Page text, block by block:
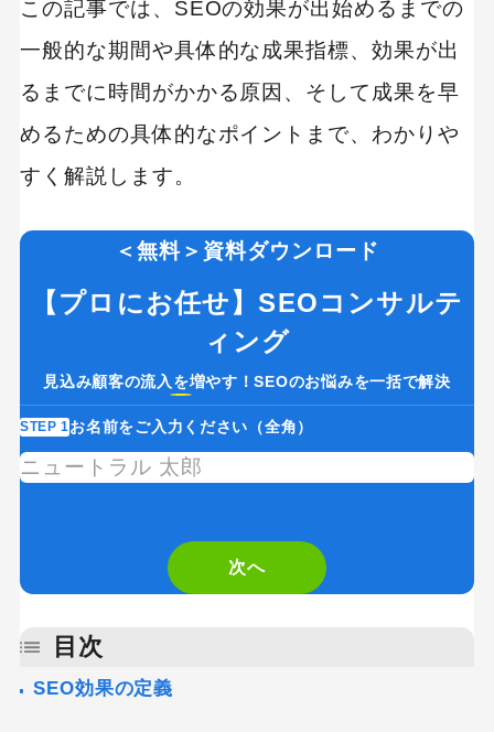
この記事では、SEOの効果が出始めるまでの
一般的な期間や具体的な成果指標、効果が出
るまでに時間がかかる原因、そして成果を早
めるための具体的なポイントまで、わかりや
すく解説します。
＜無料＞資料ダウンロード
【プロにお任せ】SEOコンサルテ
ィング
見込み顧客の流入を増やす！SEOのお悩みを一括で解決
STEP 1お名前をご入力ください（全角）
are
a
次へ
目次
SEO効果の定義